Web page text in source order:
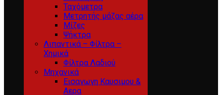
Ταχόμετρα
Μετρητής μάζας αέρα
Μίζες
Ψήκτρα
Λιπαντικά – Φίλτρα –
Χημικά
Φίλτρα Λαδιού
Μηχανικά
Εισαγωγη Καυσιμου &
Αερα